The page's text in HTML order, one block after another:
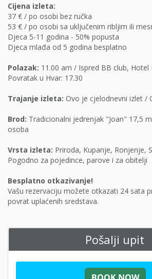
Cijena izleta:
37 € / po osobi bez ručka
53 € / po osobi sa uključenim ribljim ili
Djeca 5-11 godina - 50% popusta
Djeca mlađa od 5 godina besplatno
Polazak: 11.00 am / Ispred BB club, Hotel
Povratak u Hvar: 17.30
Trajanje izleta: Ovo je cjelodnevni izlet /
Brod: Tradicionalni jedrenjak "Joan" 17,5
osoba
Vrsta izleta: Priroda, Kupanje, Ronjenje,
Pogodno za pojedince, parove i za obitelji
Besplatno otkazivanje!
Vašu rezervaciju možete otkazati 24 sata
povrat uplaćenih sredstava.
Pošalji upit